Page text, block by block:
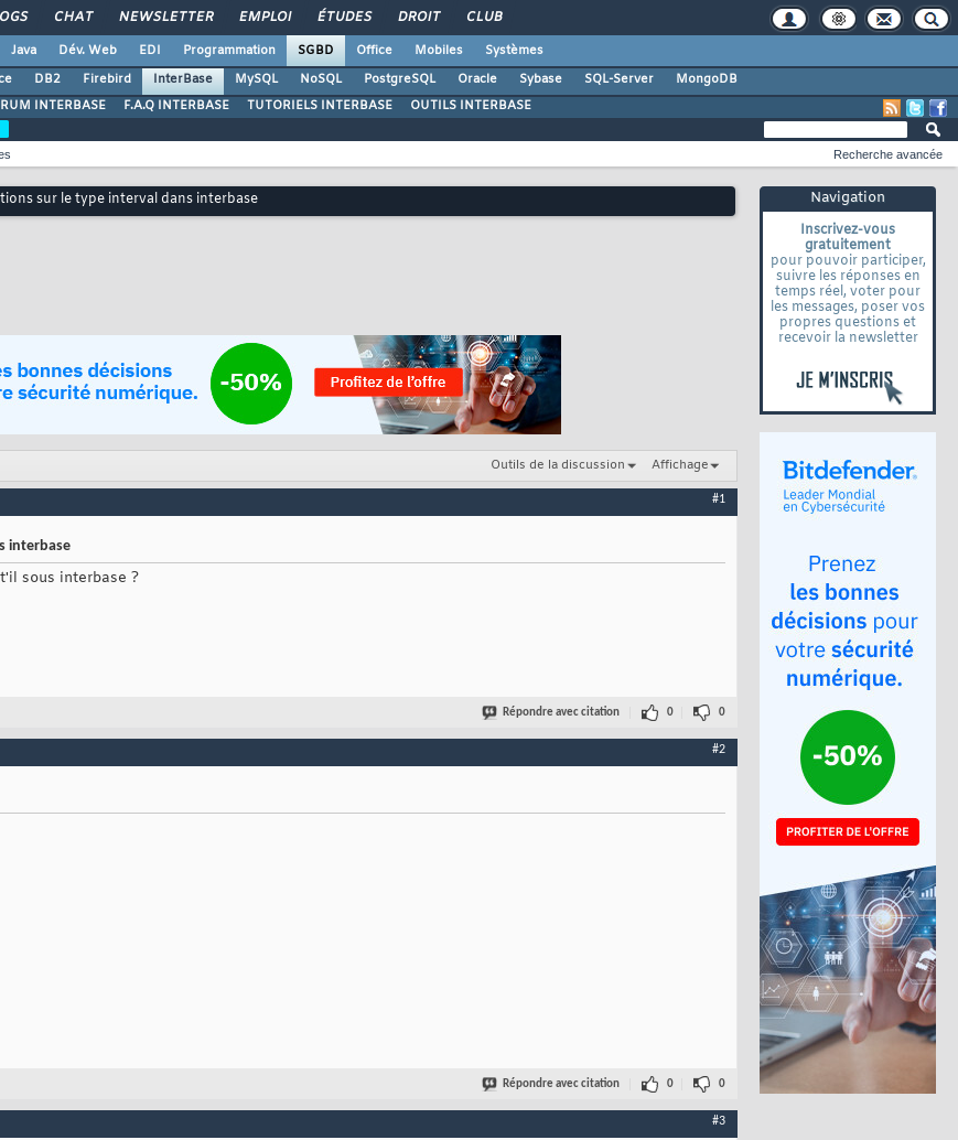
CHAT NEWSLETTER EMPLOI ÉTUDES DROIT CLUB
Java Dév. Web EDI Programmation SGBD Office Mobiles
Systèmes
DB2 Firebird InterBase MySQL NoSQL PostgreSQL Oracle Sybase SQL-Server
MongoDB
INTERBASE F.A.Q INTERBASE TUTORIELS INTERBASE OUTILS INTERBASE
Navigation
Inscrivez-vous
gratuitement
pour pouvoir participer,
suivre les réponses en
temps réel, voter pour
les messages, poser vos
propres questions et
recevoir la newsletter
Recherche avancée
sur le type interval dans interbase
Outils de la discussion Affichage
#1
interbase
sous interbase ?
Répondre avec citation 0 0
#2
Répondre avec citation 0 0
#3